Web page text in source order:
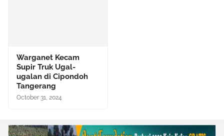
Warganet Kecam
Supir Truk Ugal-
ugalan di Cipondoh
Tangerang
October 31, 2024